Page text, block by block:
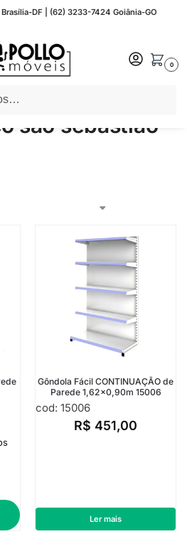
DF | (62) 3233-7424 Goiânia-GO
0
a tag “gondolas aço são sebastião df”
são sebastião
Gôndola Fácil CONTINUAÇÃO de
Parede 1,62×0,90m 15006
cod: 15006
R$ 451,00
Ler mais